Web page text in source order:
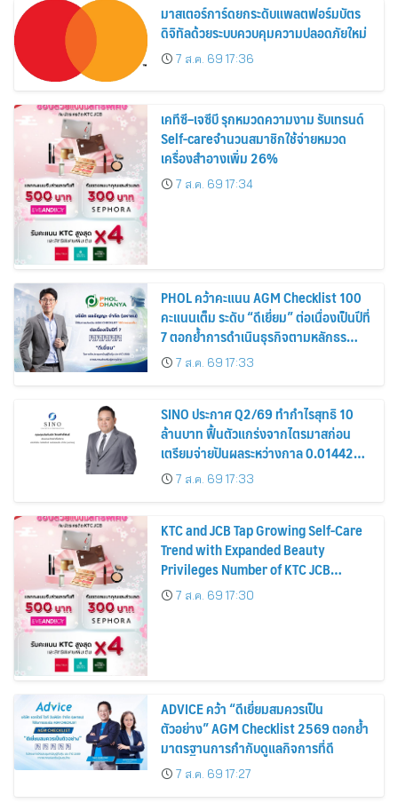
มาสเตอร์การ์ดยกระดับแพลตฟอร์มบัตร
ดิจิทัลด้วยระบบควบคุมความปลอดภัยใหม่
7 ส.ค. 69 17:36
เคทีซี–เจซีบี รุกหมวดความงาม รับเทรนด์
Self-careจำนวนสมาชิกใช้จ่ายหมวด
เครื่องสำอางเพิ่ม 26%
7 ส.ค. 69 17:34
PHOL คว้าคะแนน AGM Checklist 100
คะแนนเต็ม ระดับ “ดีเยี่ยม” ต่อเนื่องเป็นปีที่
7 ตอกย้ำการดำเนินธุรกิจตามหลักธร
รมาภิบาล โปร่งใส สร้างความเชื่อมั่นผู้ถือ
หุ้น
7 ส.ค. 69 17:33
SINO ประกาศ Q2/69 ทำกำไรสุทธิ 10
ล้านบาท ฟื้นตัวแกร่งจากไตรมาสก่อน
เตรียมจ่ายปันผลระหว่างกาล 0.014423
บาทต่อหุ้น ครึ่งปีหลังมุ่งเติบโตต่อเนื่อง
7 ส.ค. 69 17:33
KTC and JCB Tap Growing Self-Care
Trend with Expanded Beauty
Privileges Number of KTC JCB
Cardmembers Spending on
Cosmetics Rises 26%
7 ส.ค. 69 17:30
ADVICE คว้า “ดีเยี่ยมสมควรเป็น
ตัวอย่าง” AGM Checklist 2569 ตอกย้ำ
มาตรฐานการกำกับดูแลกิจการที่ดี
7 ส.ค. 69 17:27